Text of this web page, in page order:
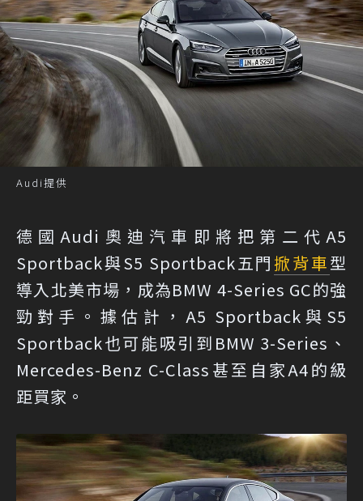
Audi提供
德國Audi奧迪汽車即將把第二代A5
Sportback與S5 Sportback五門掀背車型
導入北美市場，成為BMW 4-Series GC的強
勁對手。據估計，A5 Sportback與S5
Sportback也可能吸引到BMW 3-Series、
Mercedes-Benz C-Class甚至自家A4的級
距買家。